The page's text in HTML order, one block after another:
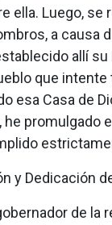
ella. Luego, se
a causa
allí
que
esa Casa de
he promulgado
y Dedicación
de la